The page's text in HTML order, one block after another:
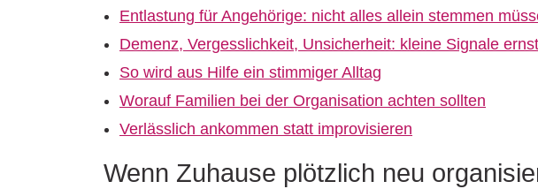
Entlastung für Angehörige: nicht alles allein stemmen
Demenz, Vergesslichkeit, Unsicherheit: kleine Signale
So wird aus Hilfe ein stimmiger Alltag
Worauf Familien bei der Organisation achten sollten
Verlässlich ankommen statt improvisieren
Wenn Zuhause plötzlich neu